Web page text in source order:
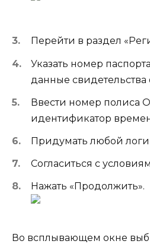
Перейти в раздел
Указать номер
данные
Ввести номер полиса
идентификатор
Придумать любой
Согласиться с
Нажать «Продолжить».
Во всплывающем окне